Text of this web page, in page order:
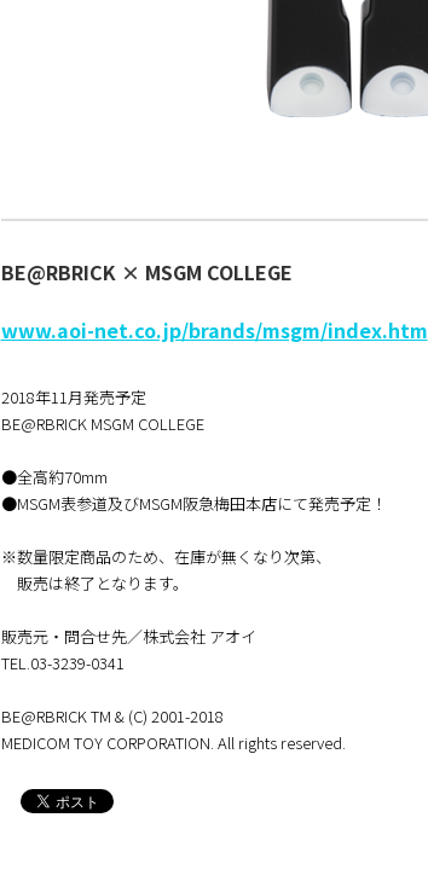
BE@RBRICK × MSGM COLLEGE
www.aoi-net.co.jp/brands/msgm/index.htm
2018年11月発売予定
BE@RBRICK MSGM COLLEGE
●全高約70mm
●MSGM表参道及びMSGM阪急梅田本店にて発売予定！
※数量限定商品のため、在庫が無くなり次第、
販売は終了となります。
販売元・問合せ先／株式会社 アオイ
TEL.03-3239-0341
BE@RBRICK TM & (C) 2001-2018
MEDICOM TOY CORPORATION. All rights reserved.